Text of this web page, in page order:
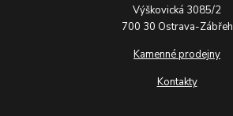
Výškovická 3085/2
700 30 Ostrava-Zábřeh
Kamenné prodejny
Kontakty